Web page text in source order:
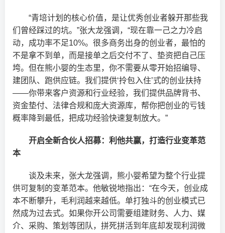
“青培计划的核心价值，是让优秀创业者躲开那些我
们曾经踩过的坑。”张大龙强调，“现在靠一己之力冷启
动，成功率不足10%。很多商务出身的创业者，最怕的
不是拿不到单，而是接单之后交付不了、垫资把自己压
垮。但在熊小婴的生态里，你不需要从零开始招编导、
建团队、跑供应链。我们提供‘拎包入住’式的创业扶持
——你带来客户资源和行业经验，我们提供品牌背书、
资金垫付、法律合规和庞大资源库，帮你把创业的亏钱
概率降到最低，把成功经验快速复制放大。”
开启全新合伙人招募：利他共赢，打造行业变革范
本
谈及未来，张大龙强调，熊小婴希望为整个行业提
供可复制的变革范本。他敏锐地指出：“在今天，创业成
本不断攀升，毛利润越来越低。单打独斗的创业模式已
然成为过去式。如果你开公司需要组建财务、人力、媒
介、采购、策划等团队，拼死拼活到年底却发现利润微